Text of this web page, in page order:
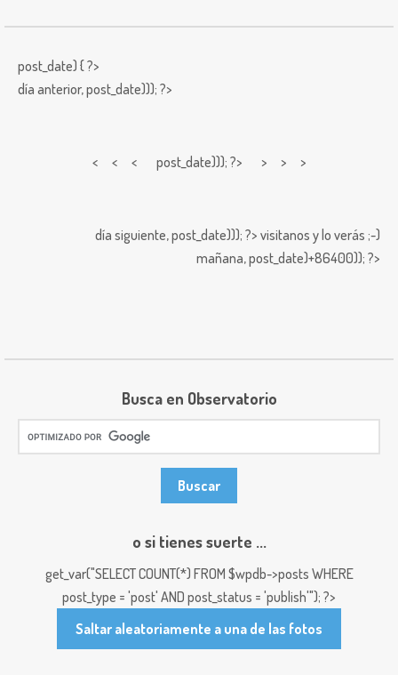
post_date) { ?>
día anterior,post_date))); ?>
< < < post_date))); ?> > > >
día siguiente,post_date))); ?> visitanos y lo verás ;-)
mañana,post_date)+86400)); ?>
Busca en Observatorio
o si tienes suerte ...
get_var("SELECT COUNT(*) FROM $wpdb->posts WHERE
post_type = 'post' AND post_status = 'publish'"); ?>
Saltar aleatoriamente a una de las fotos